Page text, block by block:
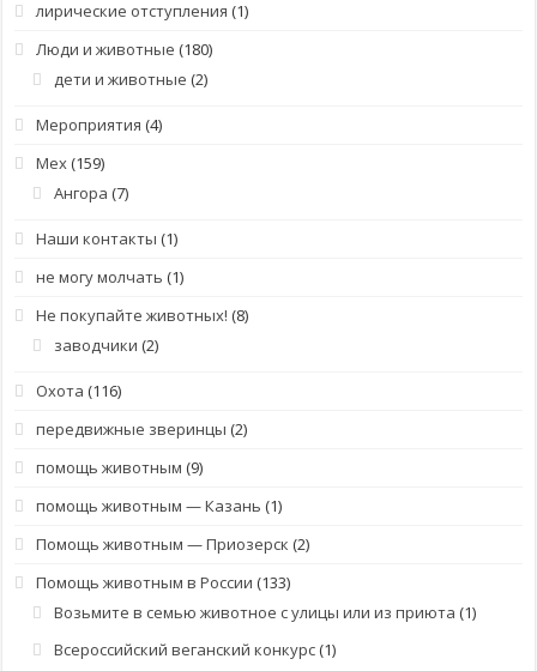
лирические отступления (1)
Люди и животные (180)
дети и животные (2)
Мероприятия (4)
Мех(159)
Ангора (7)
Наши контакты (1)
не могу молчать (1)
Не покупайте животных! (8)
заводчики (2)
Охота (116)
передвижные зверинцы (2)
помощь животным (9)
помощь животным — Казань (1)
Помощь животным — Приозерск (2)
Помощь животным в России (133)
Возьмите в семью животное с улицы или из приюта (1)
Всероссийский веганский конкурс(1)